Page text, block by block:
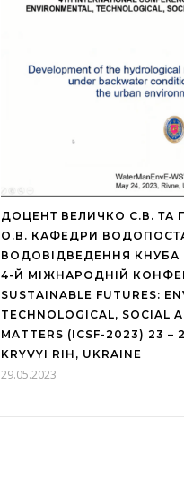
ДОЦЕНТ ВЕЛИЧКО С.В. ТА
О.В. КАФЕДРИ
ВОДОВІДВЕДЕННЯ КНУБА
4-Й МІЖНАРОДНІЙ
SUSTAINABLE FUTURES:
TECHNOLOGICAL, SOCIAL
MATTERS (ICSF-2023) 23
KRYVYI RIH, UKRAINE
29.05.2023